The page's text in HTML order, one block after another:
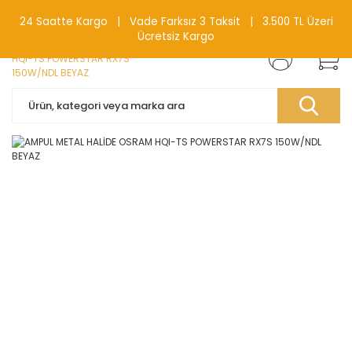
0(212) 240 87 88
24 Saatte Kargo | Vade Farksız 3 Taksit | 3.500 TL Üzeri
Ücretsiz Kargo